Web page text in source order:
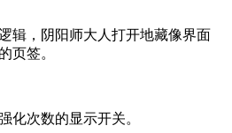
辑，阴阳师大人打开地藏像界面
页签。
化次数的显示开关。